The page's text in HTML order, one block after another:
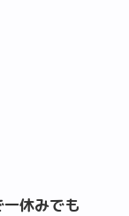
休みでも